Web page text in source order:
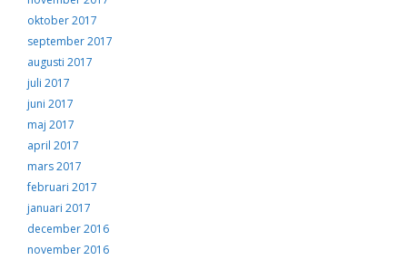
oktober 2017
september 2017
augusti 2017
juli 2017
juni 2017
maj 2017
april 2017
mars 2017
februari 2017
januari 2017
december 2016
november 2016